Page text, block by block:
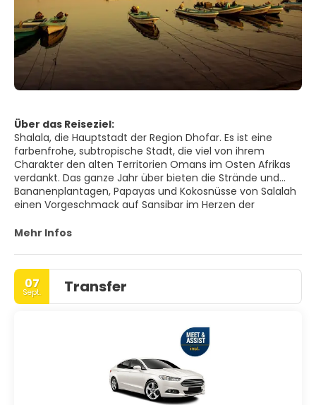
Über das Reiseziel:
Shalala, die Hauptstadt der Region Dhofar. Es ist eine
farbenfrohe, subtropische Stadt, die viel von ihrem
Charakter den alten Territorien Omans im Osten Afrikas
verdankt. Das ganze Jahr über bieten die Strände und
Bananenplantagen, Papayas und Kokosnüsse von Salalah
einen Vorgeschmack auf Sansibar im Herzen der
Wohlstand gebracht und ist heute ein Muss für
von Shalala, das Grab von Nabi Ayoub oder die Aboos-
Sultan-Moschee, deren architektonische Schönheit
bewundernswert ist. Es ist sicherlich ein großartiger Ort zu
besuchen und genießen Sie die Natur und alles, was
Mehr Infos
07
Sept. Transfer